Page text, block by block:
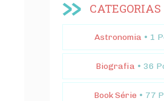
CATEGORIAS
Astronomia • 1
Biografia • 36
Book Série • 77